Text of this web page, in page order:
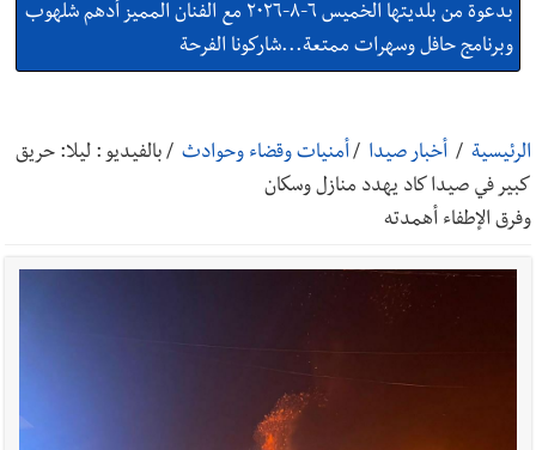
بدعوة من بلديتها الخميس ٦-٨-٢٠٢٦ مع الفنان المميز أدهم شلهوب
وبرنامج حافل وسهرات ممتعة...شاركونا الفرحة
أخبار صيدا
كان قدمه بعنوان قيم العدالة في تجريم العنصرية الصهيونية : لبنان
يحتاج الى مسارات وطنية مستقلة عن المحاور الخارجية
إنارة المنارة وسلالم للسلامة… بصمة جديدة لـ مؤسسة
بالصور : حدائق ثانوية السفير تزهر فرحًا وفخرًا احتفالًا
الرئيسية / أخبار صيدا / أمنيات وقضاء وحوادث / بالفيديو : ليلا: حريق
كبير في صيدا كاد يهدد منازل وسكان
وفرق الإطفاء أهمدته